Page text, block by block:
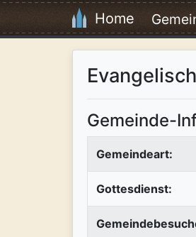
Home
Gemeinde-
Gemeindeart:
Gottesdienst: